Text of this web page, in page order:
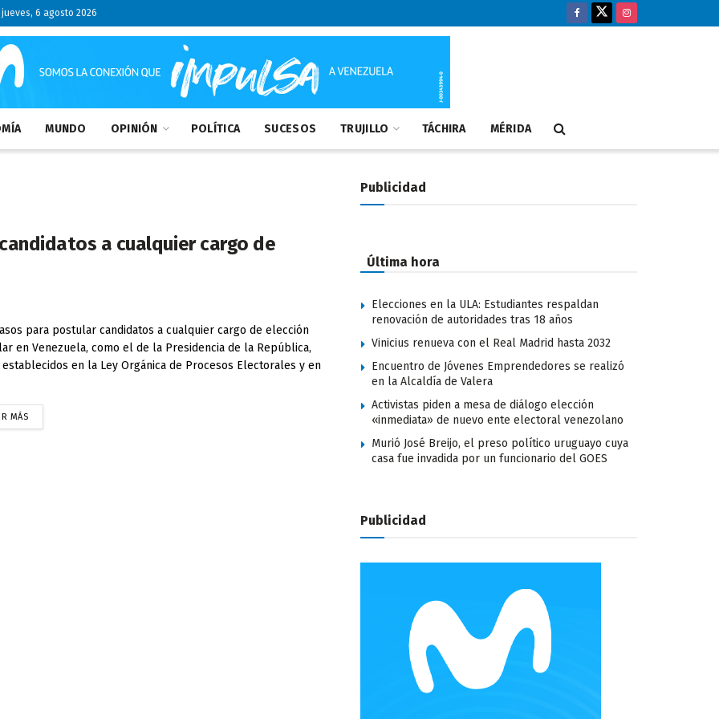
jueves, 6 agosto 2026
MUNDO OPINIÓN POLÍTICA SUCESOS TRUJILLO TÁCHIRA MÉRIDA
a cualquier cargo de
para postular candidatos a cualquier cargo de elección
en Venezuela, como el de la Presidencia de la República,
en la Ley Orgánica de Procesos Electorales y en
MÁS
Publicidad
Última hora
Elecciones en la ULA: Estudiantes respaldan
renovación de autoridades tras 18 años
Vinicius renueva con el Real Madrid hasta 2032
Encuentro de Jóvenes Emprendedores se realizó
en la Alcaldía de Valera
Activistas piden a mesa de diálogo elección
«inmediata» de nuevo ente electoral venezolano
Murió José Breijo, el preso político uruguayo cuya
casa fue invadida por un funcionario del GOES
Publicidad